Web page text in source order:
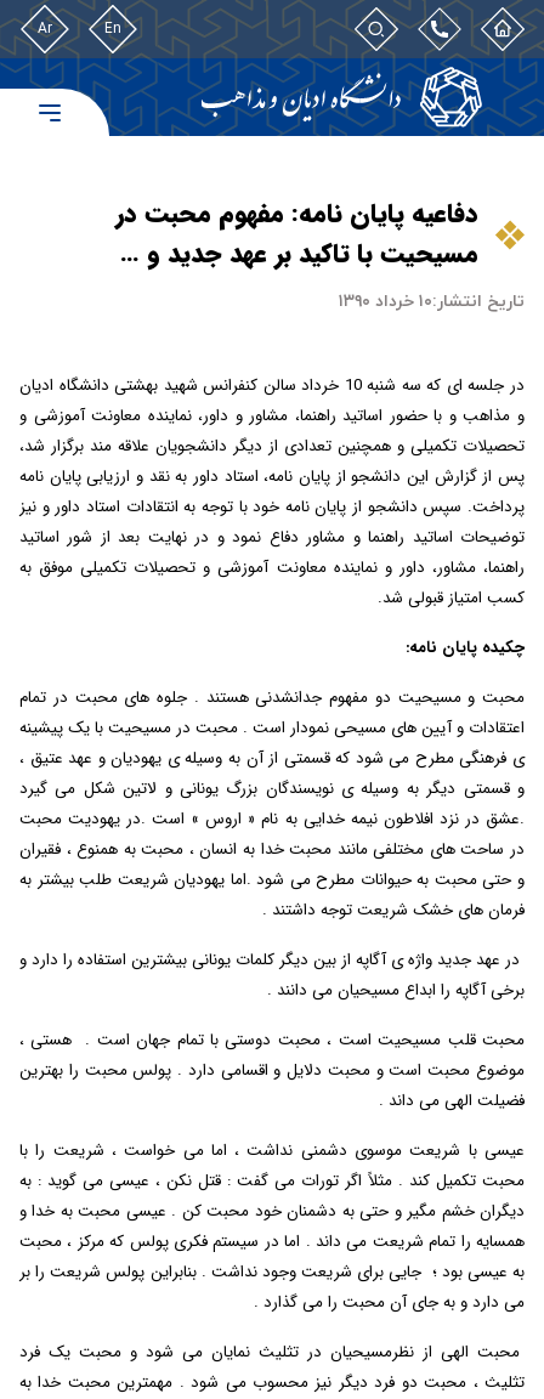
En
Ar
دفاعیه پایان نامه: مفهوم محبت در
مسیحیت با تاکید بر عهد جدید و …
تاریخ انتشار:۱۰ خرداد ۱۳۹۰
در جلسه ای کهسه شنبه10 خرداد سالن کنفرانس شهید بهشتی دانشگاه ادیان
و مذاهب و با حضور اساتید راهنما، مشاور و داور، نماینده معاونت آموزشی و
تحصیلات تکمیلی و همچنین تعدادی از دیگر دانشجویان علاقه مند برگزار شد،
پس از گزارش این دانشجو از پایان نامه، استاد داور به نقد و ارزیابی پایان نامه
پرداخت. سپس دانشجو از پایان نامه خود با توجه به انتقادات استاد داور و نیز
توضیحات اساتید راهنما و مشاور دفاع نمود و در نهایت بعد از شور اساتید
راهنما، مشاور، داور و نماینده معاونت آموزشی و تحصیلات تکمیلی موفق به
کسب امتیاز قبولی شد.
چکیده پایان نامه:
محبت و مسیحیت دو مفهوم جدانشدنی هستند . جلوه های محبت در تمام
اعتقادات و آیین های مسیحی نمودار است . محبت در مسیحیت با یک پیشینه
ی فرهنگی مطرح می شود که قسمتی از آن به وسیله ی یهودیان و عهد عتیق ،
و قسمتی دیگر به وسیله ی نویسندگان بزرگ یونانی و لاتین شکل می گیرد
.عشق در نزد افلاطون نیمه خدایی به نام « اروس » است .در یهودیت محبت
در ساحت های مختلفی مانند محبت خدا به انسان ، محبت به همنوع ، فقیران
و حتی محبت به حیوانات مطرح می شود .اما یهودیان شریعت طلب بیشتر به
فرمان های خشک شریعت توجه داشتند .
در عهد جدید واژه ی آگاپه از بین دیگر کلمات یونانی بیشترین استفاده را دارد و
برخی آگاپه را ابداع مسیحیان می دانند .
محبت قلب مسیحیت است ، محبت دوستی با تمام جهان است . هستی ،
موضوع محبت است و محبت دلایل و اقسامی دارد . پولس محبت را بهترین
فضیلت الهی می داند .
عیسی با شریعت موسوی دشمنی نداشت ، اما می خواست ، شریعت را با
محبت تکمیل کند . مثلاً اگر تورات می گفت : قتل نکن ، عیسی می گوید : به
دیگران خشم مگیر و حتی به دشمنان خود محبت کن . عیسی محبت به خدا و
همسایه را تمام شریعت می داند . اما در سیستم فکری پولس که مرکز ، محبت
به عیسی بود ؛ جایی برای شریعت وجود نداشت . بنابراین پولس شریعت را بر
می دارد و به جای آن محبت را می گذارد .
محبت الهی از نظرمسیحیان در تثلیث نمایان می شود و محبت یک فرد
تثلیث ، محبت دو فرد دیگر نیز محسوب می شود . مهمترین محبت خدا به